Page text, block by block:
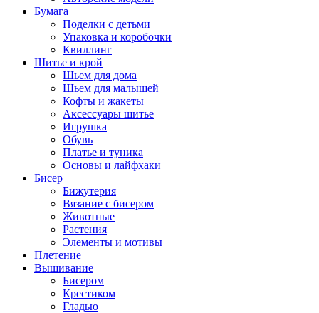
Бумага
Поделки с детьми
Упаковка и коробочки
Квиллинг
Шитье и крой
Шьем для дома
Шьем для малышей
Кофты и жакеты
Аксессуары шитье
Игрушка
Обувь
Платье и туника
Основы и лайфхаки
Бисер
Бижутерия
Вязание с бисером
Животные
Растения
Элементы и мотивы
Плетение
Вышивание
Бисером
Крестиком
Гладью